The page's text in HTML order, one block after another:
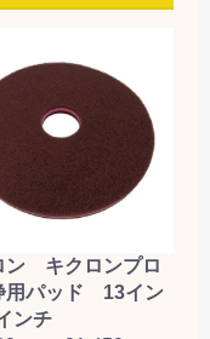
ン キクロンプロ
用パッド 13イン
ンチ